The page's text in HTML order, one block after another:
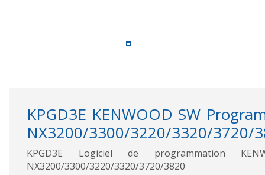
KPGD3E KENWOOD SW
NX3200/3300/3220/3320/3720/
KPGD3E Logiciel de programmation
NX3200/3300/3220/3320/3720/3820